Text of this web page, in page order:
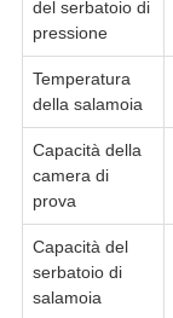
del serbatoio di
pressione
Temperatura
della salamoia
Capacità della
camera di
prova
Capacità del
serbatoio di
salamoia